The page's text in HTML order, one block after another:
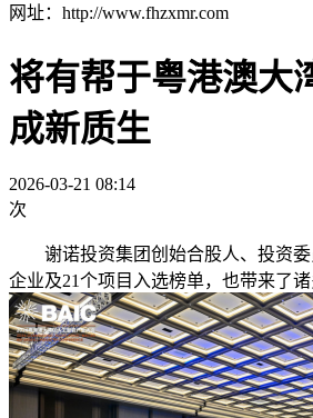
网址：http://www.fhzxmr.com
将有帮于粤港澳大
成新质生
2026-03-21 08:14
次
谢诺投资集团创始合股人、投资委
企业及21个项目入选榜单，也带来了诸